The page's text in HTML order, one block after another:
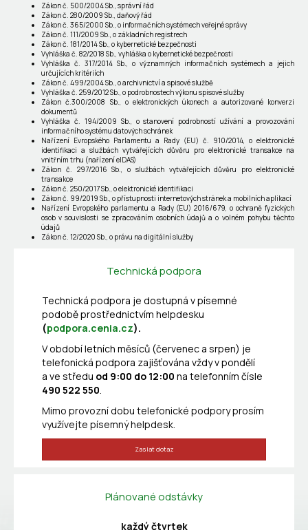
Zákon č. 500/2004 Sb., správní řád
Zákon č. 280/2009 Sb., daňový řád
Zákon č. 365/2000 Sb., o informačních systémech veřejné správy
Zákon č. 111/2009 Sb., o základních registrech
Zákon č. 181/2014 Sb., o kybernetické bezpečnosti
Vyhláška č. 82/2018 Sb., vyhláška o kybernetické bezpečnosti
Vyhláška č. 317/2014 Sb., o významných informačních systémech a jejich
určujících kritériích
Zákon č. 499/2004 Sb., o archivnictví a spisové službě
Vyhláška č. 259/2012 Sb., o podrobnostech výkonu spisové služby
Zákon č.300/2008 Sb., o elektronických úkonech a autorizované konverzi
dokumentů
Vyhláška č. 194/2009 Sb., o stanovení podrobností užívání a provozování
informačního systému datových schránek
Nařízení Evropského Parlamentu a Rady (EU) č. 910/2014, o elektronické
identifikaci a službách vytvářejících důvěru pro elektronické transakce na
vnitřním trhu (nařízení eIDAS)
Zákon č. 297/2016 Sb., o službách vytvářejících důvěru pro elektronické
transakce
Zákon č. 250/2017 Sb., o elektronické identifikaci
Zákon č. 99/2019 Sb., o přístupnosti internetových stránek a mobilních aplikací
Nařízení Evropského parlamentu a Rady (EU) 2016/679, o ochraně fyzických
osob v souvislosti se zpracováním osobních údajů a o volném pohybu těchto
údajů
Zákon č. 12/2020 Sb., o právu na digitální služby
Technická podpora
Technická podpora je dostupná v písemné
podobě prostřednictvím helpdesku
(podpora.cenia.cz).
V období letních měsíců (červenec a srpen) je
telefonická podpora zajišťována vždy v pondělí
a ve středu od 9:00 do 12:00 na telefonním čísle
490 522 550.
Mimo provozní dobu telefonické podpory prosím
využívejte písemný helpdesk.
Zaslat dotaz
Plánované odstávky
každý čtvrtek